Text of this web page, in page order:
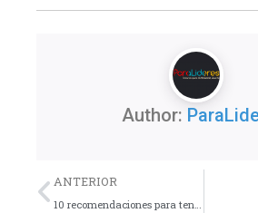
Author:
Previo
ANTERIOR